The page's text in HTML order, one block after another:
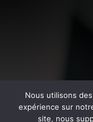
Copryright
Nous utilisons
expérience sur
site, nous